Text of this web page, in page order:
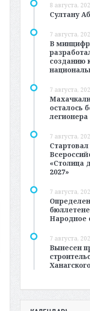
8 августа,
Султану
7 августа,
В
созданию
7 августа,
осталось
легионера
7 августа,
«Столица
2027»
7 августа,
Народное
7 августа,
Вынесен